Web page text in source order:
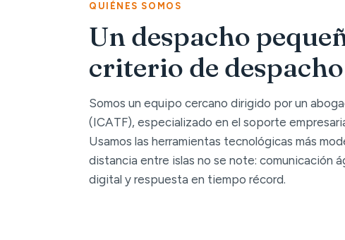
QUIÉNES SOMOS
Un despacho
criterio de
Somos un equipo cercano dirigido por un
(ICATF), especializado en el soporte
Usamos las herramientas tecnológicas más
distancia entre islas no se note: comunicación
digital y respuesta en tiempo récord.